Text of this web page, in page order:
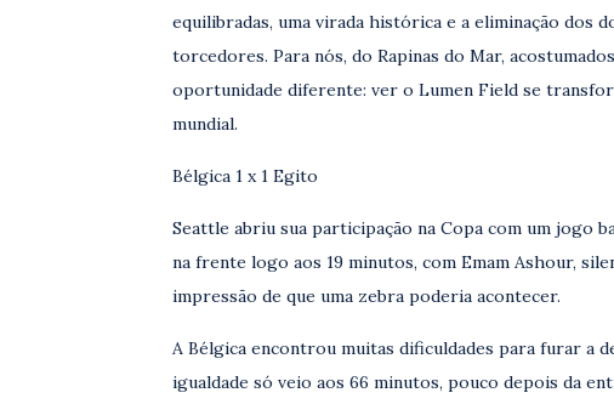
equilibradas, uma virada histórica e a eliminação dos
torcedores. Para nós, do Rapinas do Mar,
oportunidade diferente: ver o Lumen Field se
mundial.
Bélgica 1 x 1 Egito
Seattle abriu sua participação na Copa com um jogo
na frente logo aos 19 minutos, com Emam Ashour,
impressão de que uma zebra poderia acontecer.
A Bélgica encontrou muitas dificuldades para furar a
igualdade só veio aos 66 minutos, pouco depois da